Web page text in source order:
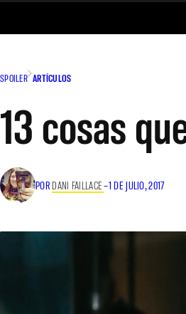
SPOILER ARTÍCULOS
13 cosas
POR DANI FAILLACE–1 DE JULIO, 2017